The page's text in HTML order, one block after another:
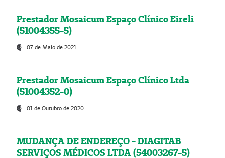
Prestador Mosaicum Espaço Clínico Eireli
(51004355-5)
07 de Maio de 2021
Prestador Mosaicum Espaço Clínico Ltda
(51004352-0)
01 de Outubro de 2020
MUDANÇA DE ENDEREÇO - DIAGITAB
SERVIÇOS MÉDICOS LTDA (54003267-5)